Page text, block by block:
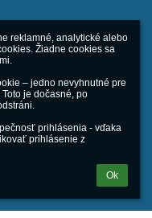
reklamné, analytické alebo
Žiadne cookies sa
– jedno nevyhnutné pre
je dočasné, po
prihlásenia - vďaka
prihlásenie z
Ok